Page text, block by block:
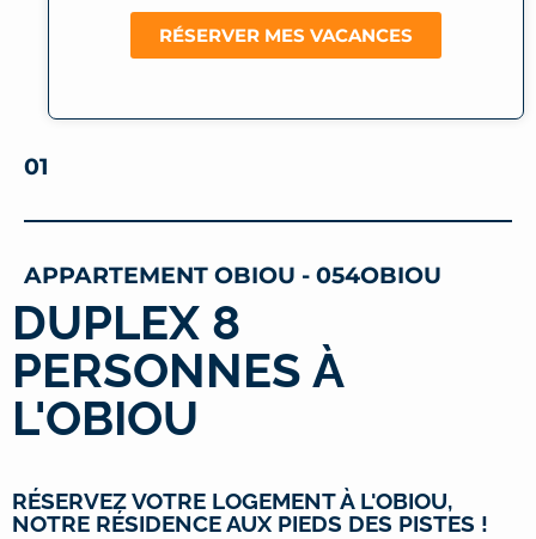
01
APPARTEMENT OBIOU - 054OBIOU
DUPLEX 8
PERSONNES À
L'OBIOU
RÉSERVEZ VOTRE LOGEMENT À L'OBIOU,
NOTRE RÉSIDENCE AUX PIEDS DES PISTES !
RÉSERVER MES VACANCES